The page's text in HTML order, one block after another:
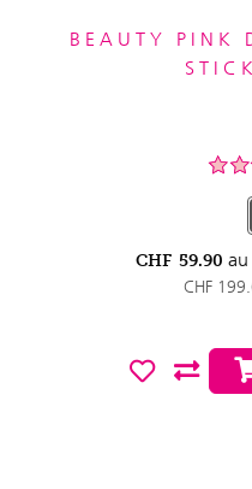
BEAUTY PINK
CHF 59.90
CHF